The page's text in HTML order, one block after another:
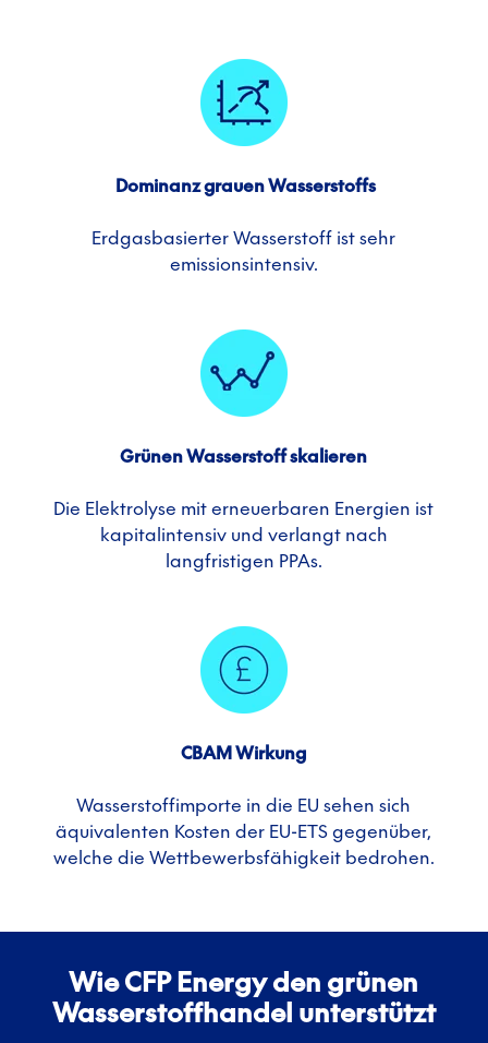
Dominanz grauen Wasserstoffs
Erdgasbasierter Wasserstoff ist sehr
emissionsintensiv.
Grünen Wasserstoff skalieren
Die Elektrolyse mit erneuerbaren Energien ist
kapitalintensiv und verlangt nach
langfristigen PPAs.
CBAM Wirkung
Wasserstoffimporte in die EU sehen sich
äquivalenten Kosten der EU-ETS gegenüber,
welche die Wettbewerbsfähigkeit bedrohen.
Wie CFP Energy den grünen
Wasserstoffhandel unterstützt